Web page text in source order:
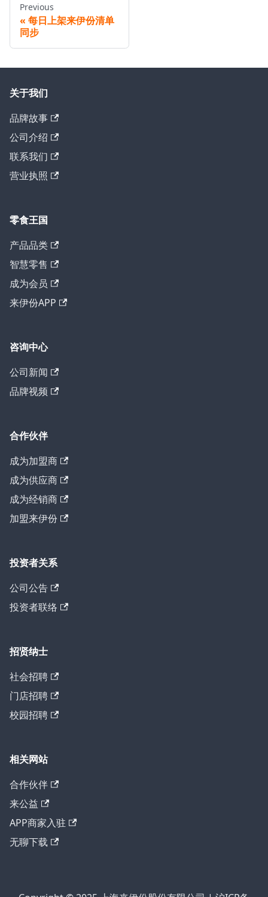
Previous
每日上架来伊份清单
同步
关于我们
品牌故事
公司介绍
联系我们
营业执照
零食王国
产品品类
智慧零售
成为会员
来伊份APP
咨询中心
公司新闻
品牌视频
合作伙伴
成为加盟商
成为供应商
成为经销商
加盟来伊份
投资者关系
公司公告
投资者联络
招贤纳士
社会招聘
门店招聘
校园招聘
相关网站
合作伙伴
来公益
APP商家入驻
无聊下载